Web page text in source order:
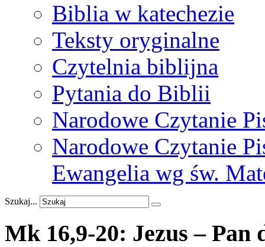
Biblia w katechezie
Teksty oryginalne
Czytelnia biblijna
Pytania do Biblii
Narodowe Czytanie
Narodowe Czytanie
Ewangelia wg św.
Szukaj...
Mk 16,9-20: Jezus – Pan